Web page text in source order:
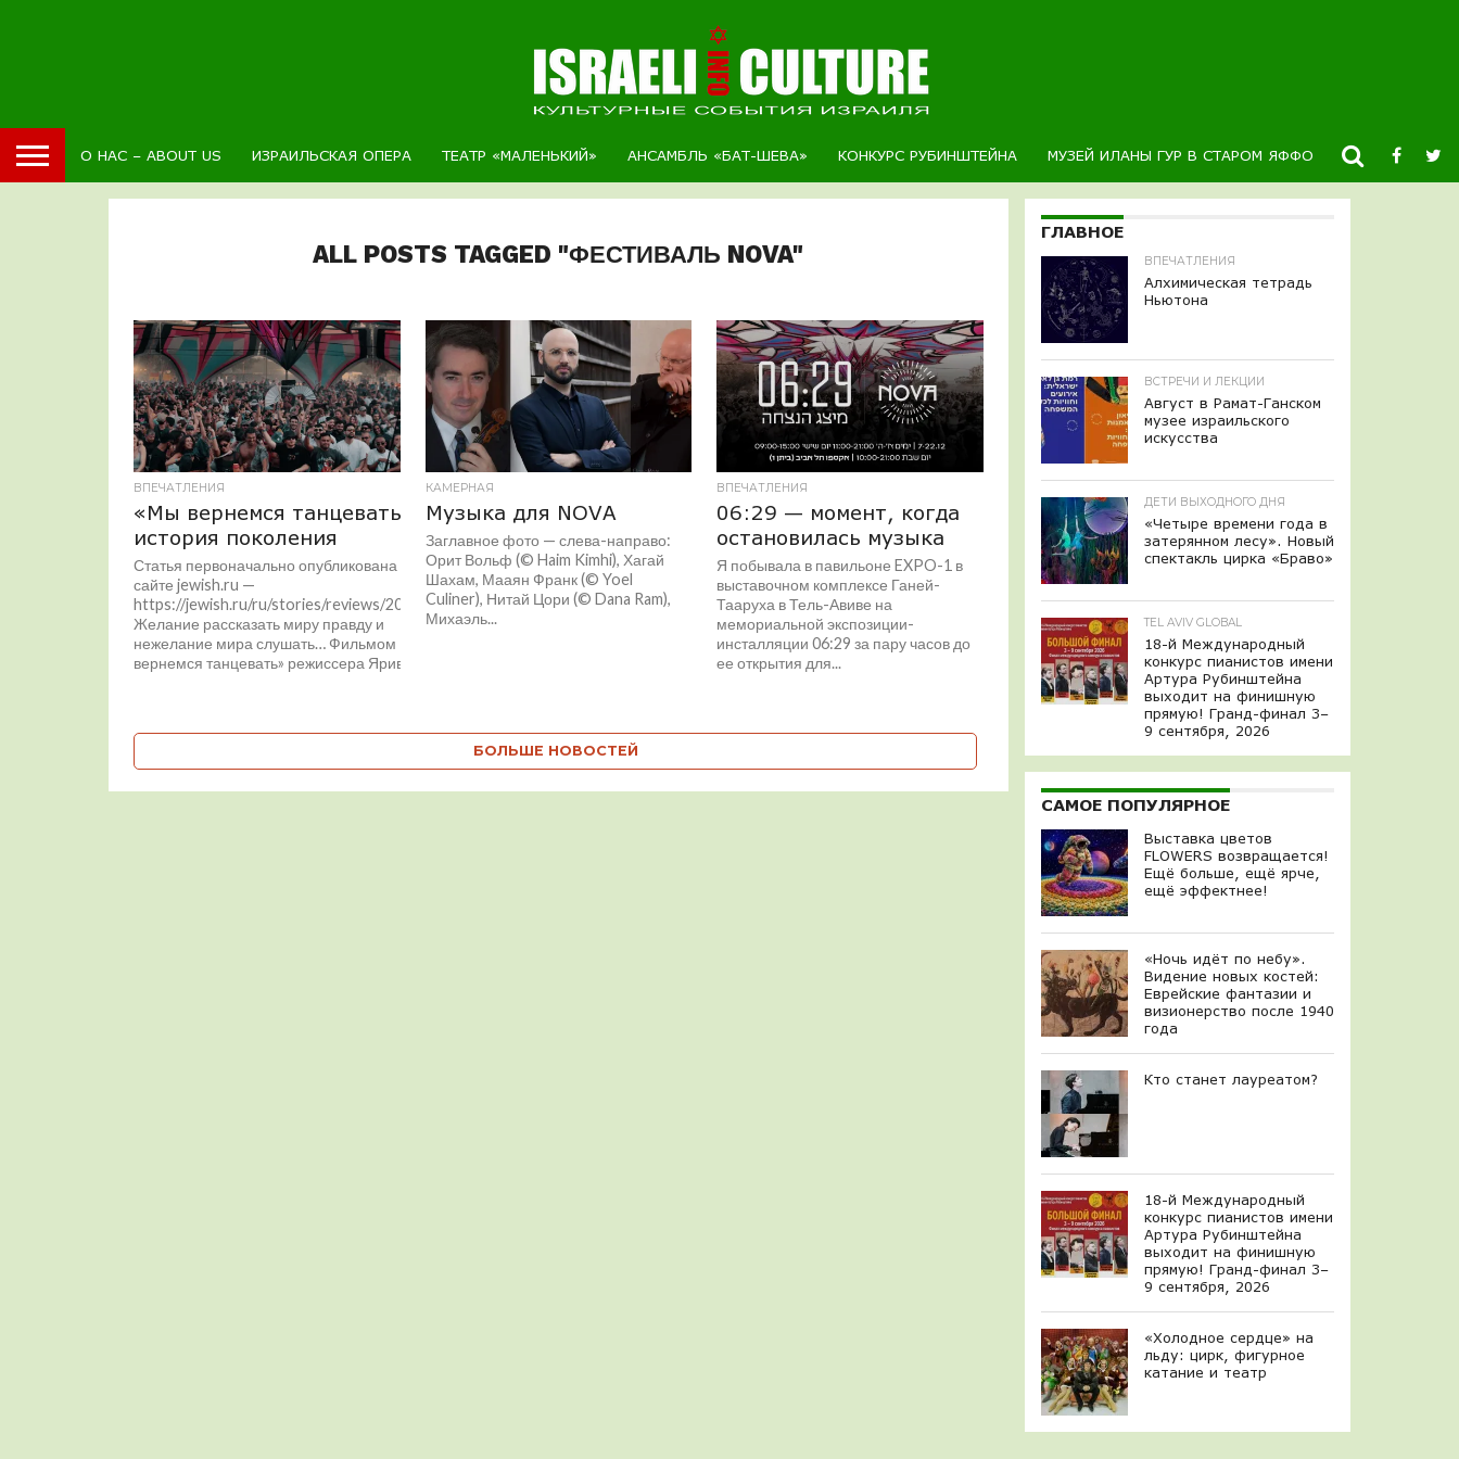
О НАС – ABOUT US ИЗРАИЛЬСКАЯ ОПЕРА ТЕАТР «МАЛЕНЬКИЙ» АНСАМБЛЬ «БАТ-ШЕВА» КОНКУРС РУБИНШТЕЙНА МУЗЕЙ ИЛАНЫ ГУР В СТАРОМ ЯФФО НОВОСТИ
ALL POSTS TAGGED "ФЕСТИВАЛЬ NOVA"
ВПЕЧАТЛЕНИЯ
«Мы вернемся танцевать» —
история поколения
Статья первоначально опубликована на
сайте jewish.ru —
https://jewish.ru/ru/stories/reviews/206283/
Желание рассказать миру правду и
нежелание мира слушать… Фильмом «Мы
вернемся танцевать» режиссера Ярива...
КАМЕРНАЯ
Музыка для NOVA
Заглавное фото — слева-направо:
Орит Вольф (© Haim Kimhi), Хагай
Шахам, Мааян Франк (© Yoel
Culiner), Нитай Цори (© Dana Ram),
Михаэль...
ВПЕЧАТЛЕНИЯ
06:29 — момент, когда
остановилась музыка
Я побывала в павильоне EXPO-1 в
выставочном комплексе Ганей-
Тааруха в Тель-Авиве на
мемориальной экспозиции-
инсталляции 06:29 за пару часов до
ее открытия для...
БОЛЬШЕ НОВОСТЕЙ
ГЛАВНОЕ
ВПЕЧАТЛЕНИЯ
Алхимическая тетрадь
Ньютона
ВСТРЕЧИ И ЛЕКЦИИ
Август в Рамат-Ганском
музее израильского
искусства
ДЕТИ ВЫХОДНОГО ДНЯ
«Четыре времени года в
затерянном лесу». Новый
спектакль цирка «Браво»
TEL AVIV GLOBAL
18-й Международный
конкурс пианистов имени
Артура Рубинштейна
выходит на финишную
прямую! Гранд-финал 3–
9 сентября, 2026
САМОЕ ПОПУЛЯРНОЕ
Выставка цветов
FLOWERS возвращается!
Ещё больше, ещё ярче,
ещё эффектнее!
«Ночь идёт по небу».
Видение новых костей:
Еврейские фантазии и
визионерство после 1940
года
Кто станет лауреатом?
18-й Международный
конкурс пианистов имени
Артура Рубинштейна
выходит на финишную
прямую! Гранд-финал 3–
9 сентября, 2026
«Холодное сердце» на
льду: цирк, фигурное
катание и театр